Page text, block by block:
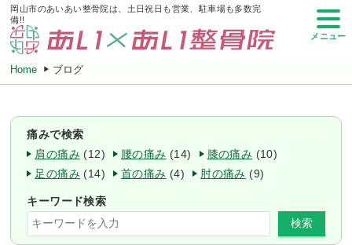
岡山市のあいあい整骨院は、土日祝日も営業、駐車場も多数完
備!!
メニュー
Home ブログ
痛みで検索
肩の痛み (12) 腰の痛み (14) 膝の痛み (10)
足の痛み (14) 首の痛み (4) 肘の痛み (9)
キーワード検索
検索